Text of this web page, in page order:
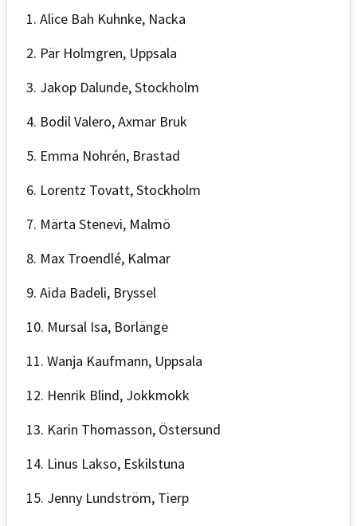
1. Alice Bah Kuhnke, Nacka
2. Pär Holmgren, Uppsala
3. Jakop Dalunde, Stockholm
4. Bodil Valero, Axmar Bruk
5. Emma Nohrén, Brastad
6. Lorentz Tovatt, Stockholm
7. Märta Stenevi, Malmö
8. Max Troendlé, Kalmar
9. Aida Badeli, Bryssel
10. Mursal Isa, Borlänge
11. Wanja Kaufmann, Uppsala
12. Henrik Blind, Jokkmokk
13. Karin Thomasson, Östersund
14. Linus Lakso, Eskilstuna
15. Jenny Lundström, Tierp